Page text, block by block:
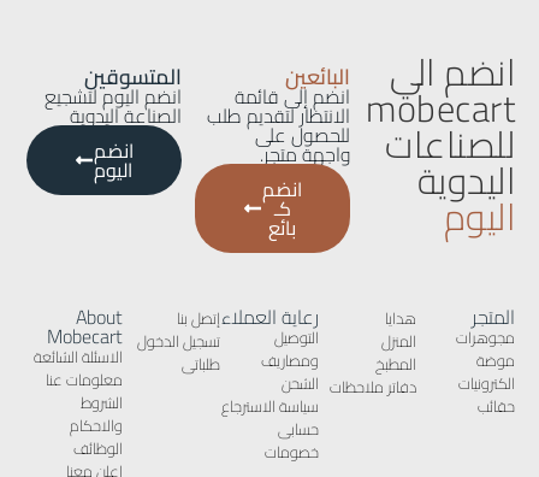
انضم الي
mobecart
للصناعات
اليدوية
اليوم
البائعين
انضم إلى قائمة
الانتظار لتقديم طلب
للحصول على
واجهة متجر.
انضم
كـ
بائع
المتسوقين
انضم اليوم لتشجيع
الصناعة اليدوية
انضم
اليوم
المتجر
مجوهرات
موضة
الكترونيات
حقائب
هدايا
المنزل
المطبخ
دفاتر ملاحظات
رعاية العملاء
التوصيل
ومصاريف
الشحن
سياسة الاسترجاع
حسابى
خصومات
إتصل بنا
تسجيل الدخول
طلباتى
About
Mobecart
الاسئلة الشائعة
معلومات عنا
الشروط
والاحكام
الوظائف
إعلن معنا